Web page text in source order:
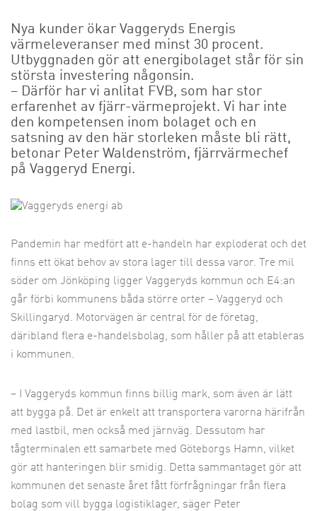
Nya kunder ökar Vaggeryds Energis
värmeleveranser med minst 30 procent.
Utbyggnaden gör att energibolaget står för sin
största investering någonsin.
– Därför har vi anlitat FVB, som har stor
erfarenhet av fjärr-värmeprojekt. Vi har inte
den kompetensen inom bolaget och en
satsning av den här storleken måste bli rätt,
betonar Peter Waldenström, fjärrvärmechef
på Vaggeryd Energi.
Pandemin har medfört att e-handeln har exploderat och det
finns ett ökat behov av stora lager till dessa varor. Tre mil
söder om Jönköping ligger Vaggeryds kommun och E4:an
går förbi kommunens båda större orter – Vaggeryd och
Skillingaryd. Motorvägen är central för de företag,
däribland flera e-handelsbolag, som håller på att etableras
i kommunen.
– I Vaggeryds kommun finns billig mark, som även är lätt
att bygga på. Det är enkelt att transportera varorna härifrån
med lastbil, men också med järnväg. Dessutom har
tågterminalen ett samarbete med Göteborgs Hamn, vilket
gör att hanteringen blir smidig. Detta sammantaget gör att
kommunen det senaste året fått förfrågningar från flera
bolag som vill bygga logistiklager, säger Peter